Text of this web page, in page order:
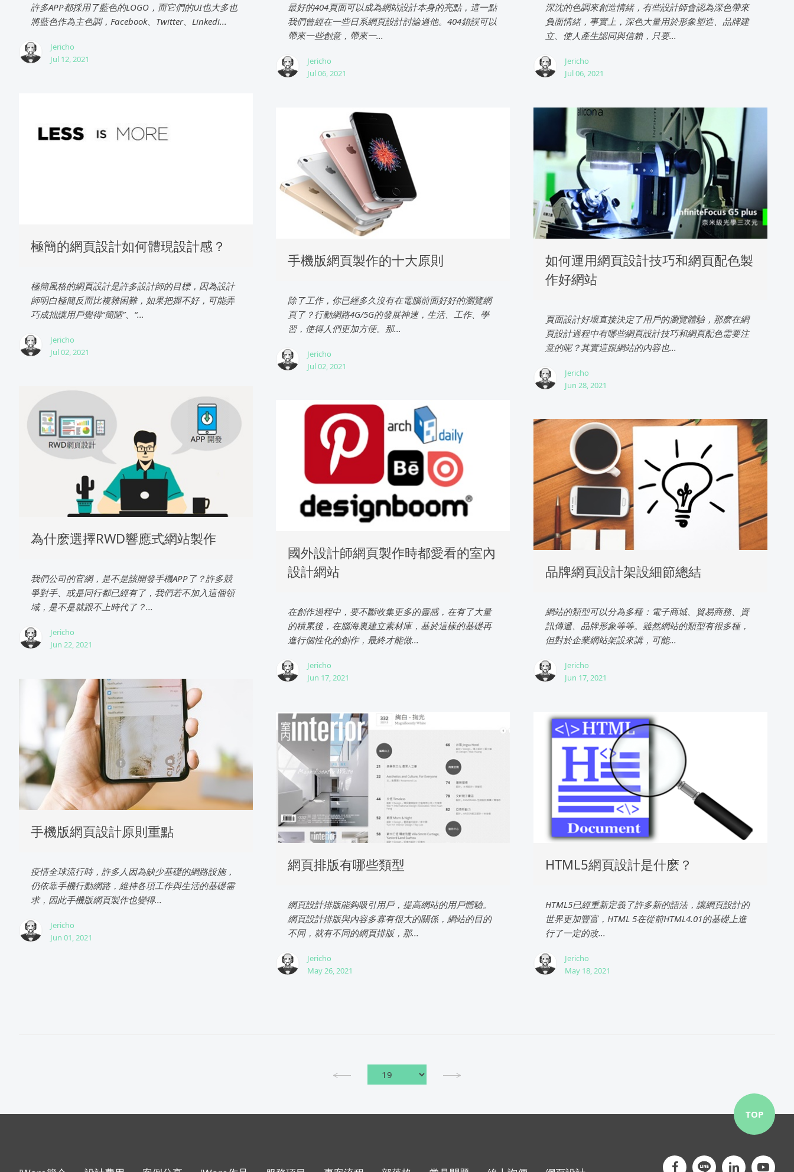
許多APP都採用了藍色的LOGO，而它們的UI也大多也
將藍色作為主色調，Facebook、Twitter、Linkedi...
Jericho
Jul 12, 2021
最好的404頁面可以成為網站設計本身的亮點，這一點
我們曾經在一些日系網頁設計討論過他。404錯誤可以
帶來一些創意，帶來一...
Jericho
Jul 06, 2021
深沈的色調來創造情緒，有些設計師會認為深色帶來
負面情緒，事實上，深色大量用於形象塑造、品牌建
立、使人產生認同與信賴，只要...
Jericho
Jul 06, 2021
極簡的網頁設計如何體現設計感？
極簡風格的網頁設計是許多設計師的目標，因為設計
師明白極簡反而比複雜困難，如果把握不好，可能弄
巧成拙讓用戶覺得“簡陋”、“...
Jericho
Jul 02, 2021
手機版網頁製作的十大原則
除了工作，你已經多久沒有在電腦前面好好的瀏覽網
頁了？行動網路4G/5G的發展神速，生活、工作、學
習，使得人們更加方便。那...
Jericho
Jul 02, 2021
如何運用網頁設計技巧和網頁配色製
作好網站
頁面設計好壞直接決定了用戶的瀏覽體驗，那麽在網
頁設計過程中有哪些網頁設計技巧和網頁配色需要注
意的呢？其實這跟網站的內容也...
Jericho
Jun 28, 2021
為什麽選擇RWD響應式網站製作
我們公司的官網，是不是該開發手機APP了？許多競
爭對手、或是同行都已經有了，我們若不加入這個領
域，是不是就跟不上時代了？...
Jericho
Jun 22, 2021
國外設計師網頁製作時都愛看的室內
設計網站
在創作過程中，要不斷收集更多的靈感，在有了大量
的積累後，在腦海裏建立素材庫，基於這樣的基礎再
進行個性化的創作，最終才能做...
Jericho
Jun 17, 2021
品牌網頁設計架設細節總結
網站的類型可以分為多種：電子商城、貿易商務、資
訊傳遞、品牌形象等等。雖然網站的類型有很多種，
但對於企業網站架設來講，可能...
Jericho
Jun 17, 2021
手機版網頁設計原則重點
疫情全球流行時，許多人因為缺少基礎的網路設施，
仍依靠手機行動網路，維持各項工作與生活的基礎需
求，因此手機版網頁製作也變得...
Jericho
Jun 01, 2021
網頁排版有哪些類型
網頁設計排版能夠吸引用戶，提高網站的用戶體驗。
網頁設計排版與內容多寡有很大的關係，網站的目的
不同，就有不同的網頁排版，那...
Jericho
May 26, 2021
HTML5網頁設計是什麽？
HTML5已經重新定義了許多新的語法，讓網頁設計的
世界更加豐富，HTML 5在從前HTML4.01的基礎上進
行了一定的改...
Jericho
May 18, 2021
TOP